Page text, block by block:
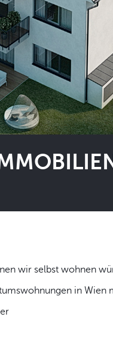
denen wir selbst
in Wien